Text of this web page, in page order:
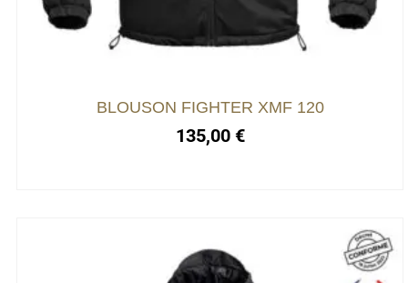
BLOUSON FIGHTER XMF 120
135,00 €